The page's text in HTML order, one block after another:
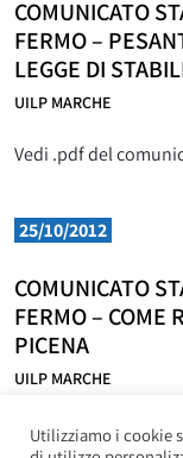
COMUNICATO
FERMO –
LEGGE DI
UILP MARCHE
Vedi .pdf del
25/10/2012
COMUNICATO
FERMO – COME
PICENA
UILP MARCHE
Vedi .pdf del
Utilizziamo i cookie